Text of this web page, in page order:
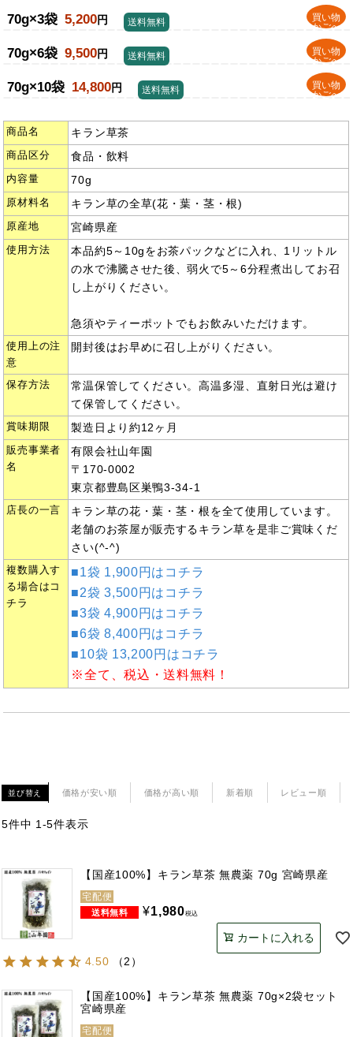
70g×3袋 5,200円
買い物
かごへ
送料無料
70g×6袋 9,500円
買い物
かごへ
送料無料
70g×10袋 14,800円
買い物
かごへ
送料無料
商品名 キラン草茶
商品区分 食品・飲料
内容量 70g
原材料名 キラン草の全草(花・葉・茎・根)
原産地 宮崎県産
使用方法
本品約5～10gをお茶パックなどに入れ、1リットル
の水で沸騰させた後、弱火で5～6分程煮出してお召
し上がりください。
急須やティーポットでもお飲みいただけます。
使用上の注
意
開封後はお早めに召し上がりください。
保存方法
常温保管してください。高温多湿、直射日光は避け
て保管してください。
賞味期限 製造日より約12ヶ月
販売事業者
名
有限会社山年園
〒170-0002
東京都豊島区巣鴨3-34-1
店長の一言
キラン草の花・葉・茎・根を全て使用しています。
老舗のお茶屋が販売するキラン草を是非ご賞味くだ
さい(^-^)
複数購入す
る場合はコ
チラ
■1袋 1,900円はコチラ
■2袋 3,500円はコチラ
■3袋 4,900円はコチラ
■6袋 8,400円はコチラ
■10袋 13,200円はコチラ
※全て、税込・送料無料！
並び替え 価格が安い順 価格が高い順 新着順 レビュー順
5件中 1-5件表示
【国産100%】キラン草茶 無農薬 70g 宮崎県産
宅配便
¥1,980税込
カートに入れる
4.50
（2 ）
【国産100%】キラン草茶 無農薬 70g×2袋セット
宮崎県産
宅配便